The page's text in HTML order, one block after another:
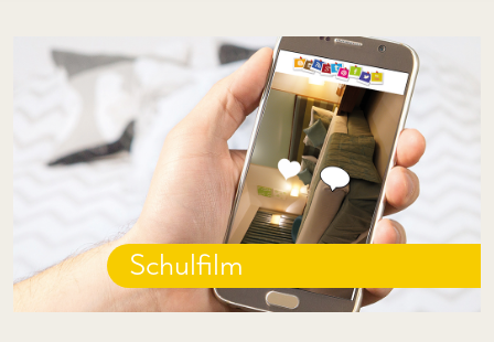
Schulfilm